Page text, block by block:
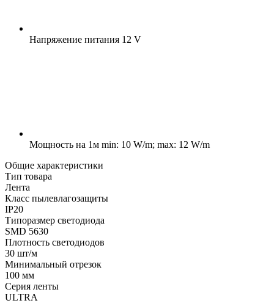
Напряжение питания 12 V
Мощность на 1м min: 10 W/m; max: 12 W/m
Общие характеристики
Тип товара
Лента
Класс пылевлагозащиты
IP20
Типоразмер светодиода
SMD 5630
Плотность светодиодов
30 шт/м
Минимальный отрезок
100 мм
Серия ленты
ULTRA